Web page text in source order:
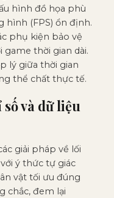
hình đồ họa phù
hình (FPS) ổn định.
phụ kiện bảo vệ
game thời gian dài.
lý giữa thời gian
thể chất thực tế.
số và dữ liệu
giải pháp về lối
ý thức tự giác
vật tối ưu đúng
chắc, đem lại